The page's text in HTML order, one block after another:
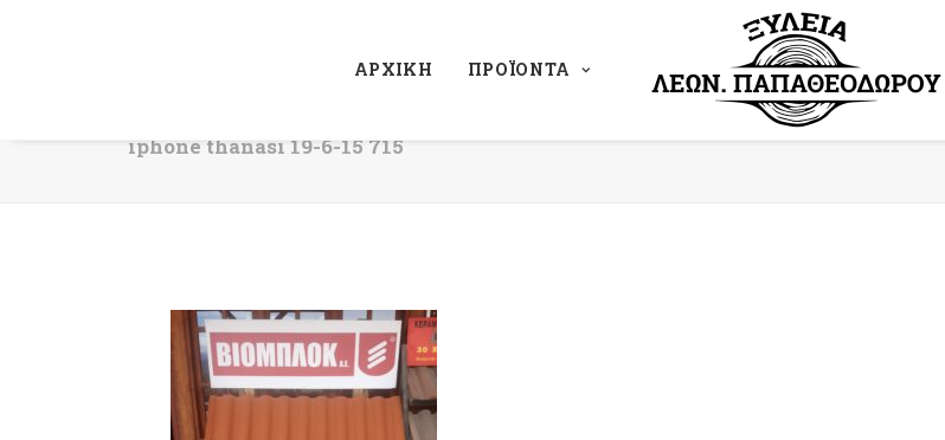
ΑΡΧΙΚΗ ΠΡΟΪΟΝΤΑ
iphone thanasi 19-6-15 715